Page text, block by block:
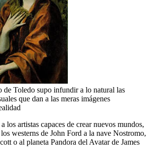
de Toledo supo infundir a lo natural las
que dan a las meras imágenes
los artistas capaces de crear nuevos mundos,
westerns de John Ford a la nave Nostromo,
o al planeta Pandora del Avatar de James